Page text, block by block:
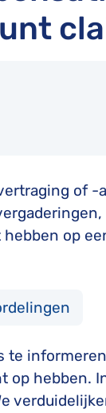
of -
op
te
op hebben.